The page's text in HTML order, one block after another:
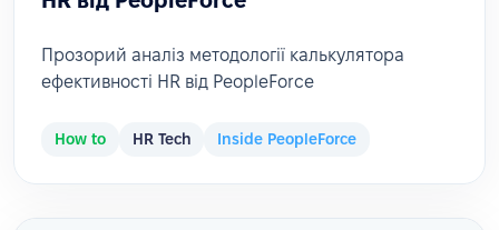
Прозорий аналіз методології калькулятора
ефективності HR від PeopleForce
How to HR Tech Inside PeopleForce